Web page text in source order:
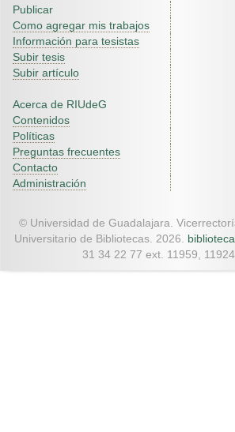
Publicar
Como agregar mis trabajos
Información para tesistas
Subir tesis
Subir artículo
Acerca de RIUdeG
Contenidos
Políticas
Preguntas frecuentes
Contacto
Administración
© Universidad de Guadalajara.
Universitario de Bibliotecas. 2026.
31 34 22 77 ext. 11959,